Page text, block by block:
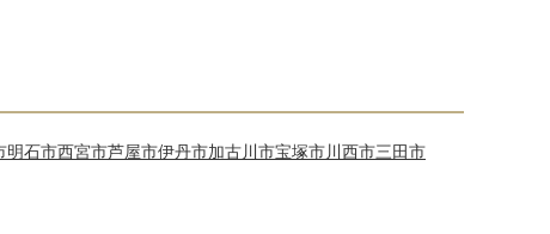
明石市西宮市芦屋市伊丹市加古川市宝塚市川西市三田市